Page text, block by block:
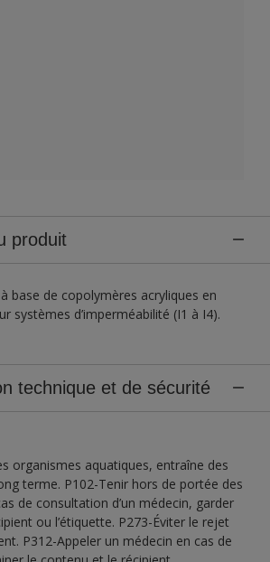
produit
base de copolymères acryliques en
systèmes d’imperméabilité (I1 à I4).
technique et de sécurité
organismes aquatiques, entraîne des
terme. P102-Tenir hors de portée des
de consultation d’un médecin, garder
ou l’étiquette. P273-Éviter le rejet
P312-Appeler un médecin en cas de